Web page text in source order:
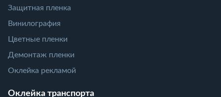
Защитная пленка
Винилография
Цветные пленки
Демонтаж пленки
Оклейка рекламой
Оклейка транспорта